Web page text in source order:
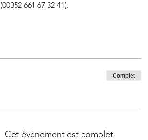
661 67 32 41).
Complet
Cet événement est complet